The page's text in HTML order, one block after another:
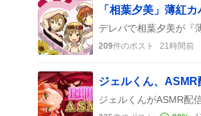
「相葉夕美」薄紅
209件のポスト 21時間前